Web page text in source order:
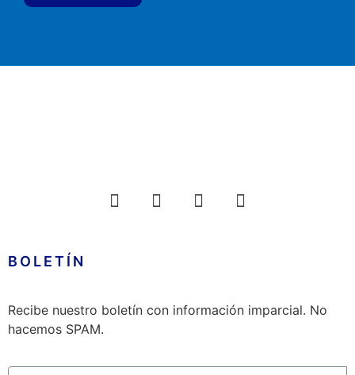
BOLETÍN
Recibe nuestro boletín con información imparcial. No
hacemos SPAM.